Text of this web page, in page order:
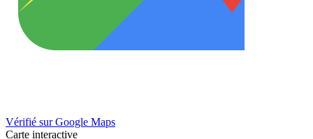
Vérifié sur Google Maps
Carte interactive